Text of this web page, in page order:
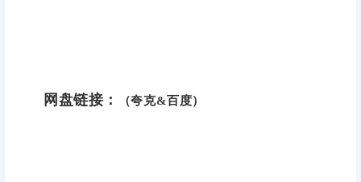
网盘链接： （夸克&百度）